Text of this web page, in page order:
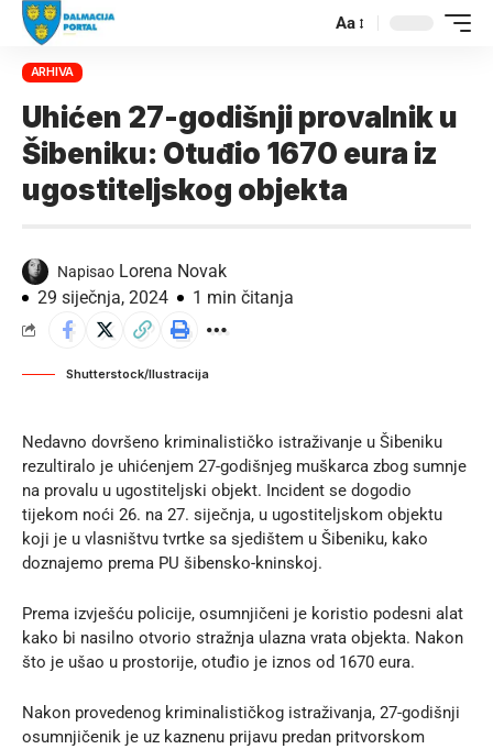
Aa
ARHIVA
Uhićen 27-godišnji provalnik u
Šibeniku: Otuđio 1670 eura iz
ugostiteljskog objekta
Napisao Lorena Novak
29 siječnja, 2024
1 min čitanja
Shutterstock/Ilustracija
Nedavno dovršeno kriminalističko istraživanje u Šibeniku
rezultiralo je uhićenjem 27-godišnjeg muškarca zbog sumnje
na provalu u ugostiteljski objekt. Incident se dogodio
tijekom noći 26. na 27. siječnja, u ugostiteljskom objektu
koji je u vlasništvu tvrtke sa sjedištem u Šibeniku, kako
doznajemo prema PU šibensko-kninskoj.
Prema izvješću policije, osumnjičeni je koristio podesni alat
kako bi nasilno otvorio stražnja ulazna vrata objekta. Nakon
što je ušao u prostorije, otuđio je iznos od 1670 eura.
Nakon provedenog kriminalističkog istraživanja, 27-godišnji
osumnjičenik je uz kaznenu prijavu predan pritvorskom